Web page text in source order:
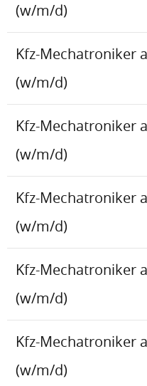
(w/m/d)
Kfz-Mechatroniker
(w/m/d)
Kfz-Mechatroniker
(w/m/d)
Kfz-Mechatroniker
(w/m/d)
Kfz-Mechatroniker
(w/m/d)
Kfz-Mechatroniker
(w/m/d)